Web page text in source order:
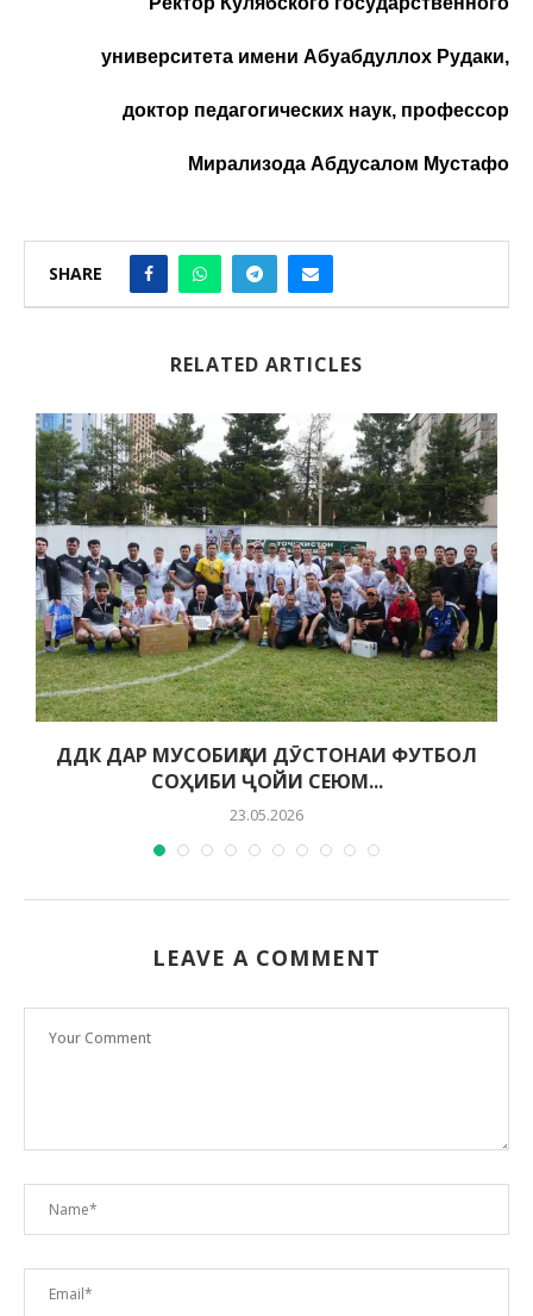
университета имени Абуабдуллох Рудаки,
доктор педагогических наук, профессор
Мирализода Абдусалом Мустафо
SHARE
RELATED ARTICLES
ДДК ДАР МУСОБИҚАИ ДӮСТОНАИ ФУТБОЛ
СОҲИБИ ҶОЙИ СЕЮМ...
23.05.2026
LEAVE A COMMENT